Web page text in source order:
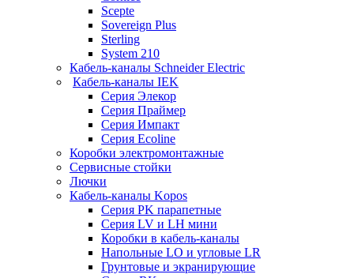
Scepte
Sovereign Plus
Sterling
System 210
Кабель-каналы Schneider Electric
Кабель-каналы IEK
Серия Элекор
Серия Праймер
Серия Импакт
Серия Ecoline
Коробки электромонтажные
Сервисные стойки
Лючки
Кабель-каналы Kopos
Серия PK парапетные
Серия LV и LH мини
Коробки в кабель-каналы
Напольные LO и угловые LR
Грунтовые и экранирующие